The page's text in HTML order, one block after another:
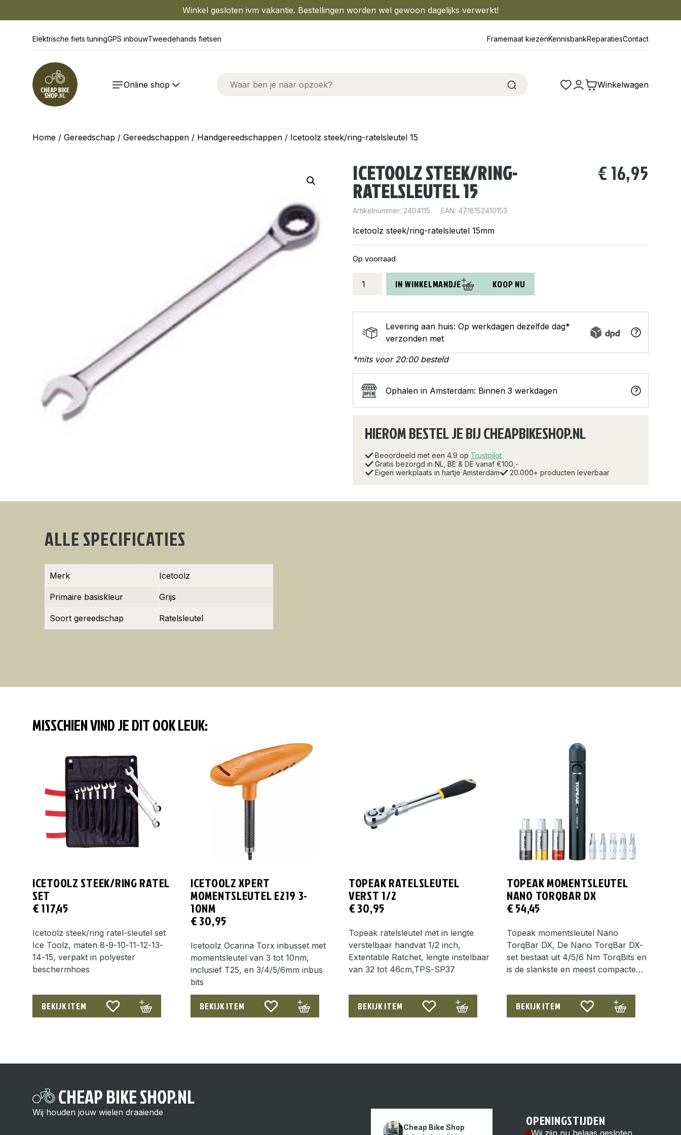
Winkel gesloten ivm vakantie. Bestellingen worden wel gewoon dagelijks verwerkt!
Elektrische fiets tuningGPS inbouwTweedehands fietsen Framemaat kiezenKennisbankReparatiesContact
Online shop Winkelwagen
Home / Gereedschap / Gereedschappen / Handgereedschappen / Icetoolz steek/ring-ratelsleutel 15
ICETOOLZ STEEK/RING-
RATELSLEUTEL 15
€ 16,95
Artikelnummer: 2404115 EAN: 4718152410153
Icetoolz steek/ring-ratelsleutel 15mm
Op voorraad
steek/ring-
15
aantal
IN WINKELMANDJE KOOP NU
Levering aan huis: Op werkdagen dezelfde dag*
verzonden met
*mits voor 20:00 besteld
Ophalen in Amsterdam: Binnen 3 werkdagen
HIEROM BESTEL JE BIJ CHEAPBIKESHOP.NL
Beoordeeld met een 4.9 op Trustpilot
Gratis bezorgd in NL, BE & DE vanaf €100,-
Eigen werkplaats in hartje Amsterdam
20.000+ producten leverbaar
ALLE SPECIFICATIES
Merk Icetoolz
Primaire basiskleur Grijs
Soort gereedschap Ratelsleutel
MISSCHIEN VIND JE DIT OOK LEUK:
ICETOOLZ STEEK/RING RATEL
SET
€117,45
Icetoolz steek/ring ratel-sleutel set
Ice Toolz, maten 8-9-10-11-12-13-
14-15, verpakt in polyester
beschermhoes
BEKIJK ITEM
ICETOOLZ XPERT
MOMENTSLEUTEL E219 3-
10NM
€30,95
Icetoolz Ocarina Torx inbusset met
momentsleutel van 3 tot 10nm,
inclusief T25, en 3/4/5/6mm inbus
bits
BEKIJK ITEM
TOPEAK RATELSLEUTEL
VERST 1/2
€30,95
Topeak ratelsleutel met in lengte
verstelbaar handvat 1/2 inch,
Extentable Ratchet, lengte instelbaar
van 32 tot 46cm,TPS-SP37
BEKIJK ITEM
TOPEAK MOMENTSLEUTEL
NANO TORQBAR DX
€54,45
Topeak momentsleutel Nano
TorqBar DX, De Nano TorqBar DX-
set bestaat uit 4/5/6 Nm TorqBits en
is de slankste en meest compacte…
BEKIJK ITEM
CHEAP BIKE SHOP.NL
Wij houden jouw wielen draaiende
Cheap Bike Shop
OPENINGSTIJDEN
Wij zijn nu helaas gesloten.